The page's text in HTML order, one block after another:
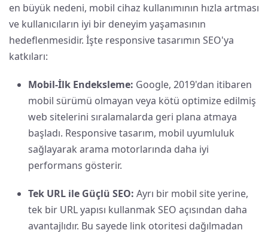
en büyük nedeni, mobil cihaz kullanımının hızla artması
ve kullanıcıların iyi bir deneyim yaşamasının
hedeflenmesidir. İşte responsive tasarımın SEO'ya
katkıları:
Mobil-İlk Endeksleme: Google, 2019'dan itibaren
mobil sürümü olmayan veya kötü optimize edilmiş
web sitelerini sıralamalarda geri plana atmaya
başladı. Responsive tasarım, mobil uyumluluk
sağlayarak arama motorlarında daha iyi
performans gösterir.
Tek URL ile Güçlü SEO: Ayrı bir mobil site yerine,
tek bir URL yapısı kullanmak SEO açısından daha
avantajlıdır. Bu sayede link otoritesi dağılmadan